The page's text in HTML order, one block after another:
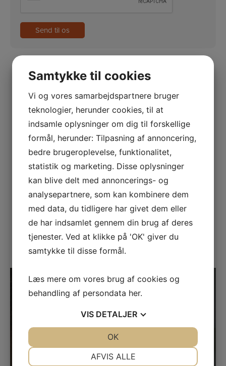
Kontakt os
Du er velkommen til at kontakte os på
telefon, eller via formularen her på siden.
Ring på +45 33 24 02 10
Send en e-mail
Showroom
Kig forbi og prøv vores Tanita vægte i vores
showroom i Søborg.
Find vej
Har du spørgsmål?
Kontakt os nu
Ring til Kasper og Kim på telefon33 24 02 10hvis du har
Skulle vi ikke lige tage telefonen, så læg i stedet en
besked, og vi vender tilbage til dig hurtigst muligt. Du kan
Samtykke til cookies
Vi og vores samarbejdspartnere bruger
teknologier, herunder cookies, til at
indsamle oplysninger om dig til forskellige
formål, herunder: Tilpasning af annoncering,
bedre brugeroplevelse, funktionalitet,
statistik og marketing. Disse oplysninger
kan blive delt med annoncerings- og
analysepartnere, som kan kombinere dem
med data, du tidligere har givet dem eller
de har indsamlet gennem din brug af deres
tjenester. Ved at klikke på 'OK' giver du
samtykke til disse formål.
Læs mere om vores brug af cookies og
behandling af persondata her.
VIS DETALJER
AFVIS ALLE
OK